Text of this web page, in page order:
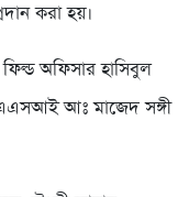
করা হয়।
অফিসার হাসিবুল
এএসআই আঃ মাজেদ সঙ্গী